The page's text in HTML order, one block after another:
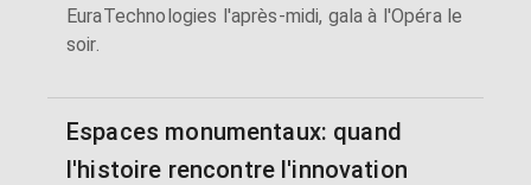
EuraTechnologies l'après-midi, gala à l'Opéra le
soir.
Espaces monumentaux: quand
l'histoire rencontre l'innovation